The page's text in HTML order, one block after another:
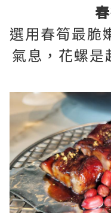
選用春筍最脆
氣息，花螺是